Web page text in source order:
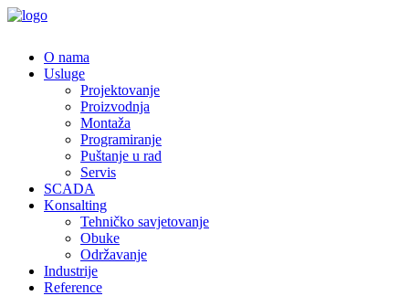
O nama
Usluge
Projektovanje
Proizvodnja
Montaža
Programiranje
Puštanje u rad
Servis
SCADA
Konsalting
Tehničko savjetovanje
Obuke
Održavanje
Industrije
Reference